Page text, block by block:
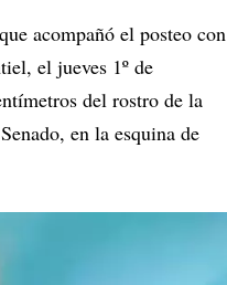
acompañó el posteo con
el jueves 1º de
del rostro de la
en la esquina de